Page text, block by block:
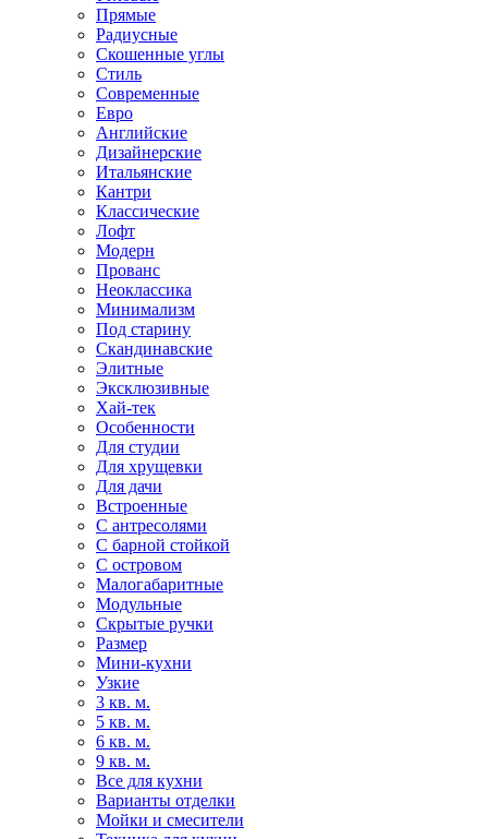
Прямые
Радиусные
Скошенные углы
Стиль
Современные
Евро
Английские
Дизайнерские
Итальянские
Кантри
Классические
Лофт
Модерн
Прованс
Неоклассика
Минимализм
Под старину
Скандинавские
Элитные
Эксклюзивные
Хай-тек
Особенности
Для студии
Для хрущевки
Для дачи
Встроенные
С антресолями
С барной стойкой
С островом
Малогабаритные
Модульные
Скрытые ручки
Размер
Мини-кухни
Узкие
3 кв. м.
5 кв. м.
6 кв. м.
9 кв. м.
Все для кухни
Варианты отделки
Мойки и смесители